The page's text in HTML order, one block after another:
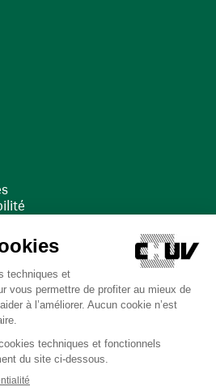
in a new window)